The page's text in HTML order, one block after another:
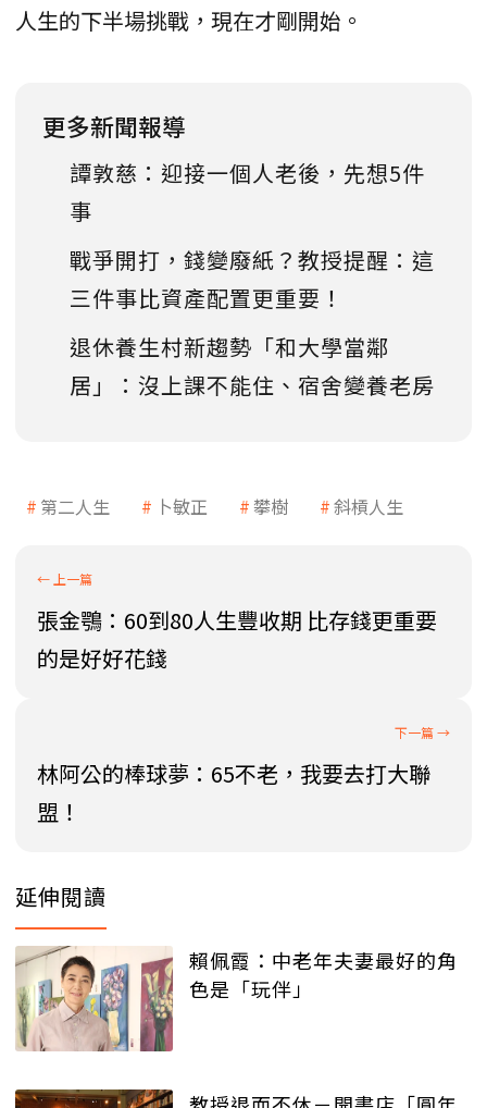
人生的下半場挑戰，現在才剛開始。
更多新聞報導
譚敦慈：迎接一個人老後，先想5件
事
戰爭開打，錢變廢紙？教授提醒：這
三件事比資產配置更重要！
退休養生村新趨勢「和大學當鄰
居」：沒上課不能住、宿舍變養老房
第二人生 卜敏正 攀樹 斜槓人生
張金鶚：60到80人生豐收期 比存錢更重要
的是好好花錢
林阿公的棒球夢：65不老，我要去打大聯
盟！
延伸閱讀
賴佩霞：中老年夫妻最好的角
色是「玩伴」